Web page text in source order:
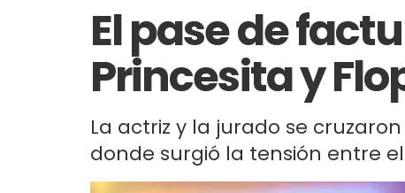
El pase de
Princesita y
La actriz y la jurado se
donde surgió la tensión entre